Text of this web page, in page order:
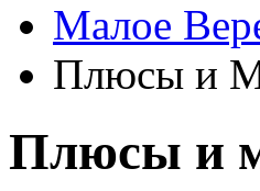
Малое
Плюсы и
Плюсы и